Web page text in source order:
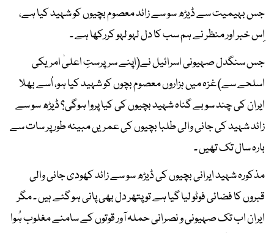
جس بہیمیت سے ڈیڑھ سو سے زائد معصوم بچیوں کو شہید کیا ہے،
اِس خبر اور منظر نے ہم سب کا دل لہو لہو کررکھا ہے ۔
جس سنگدل صہیونی اسرائیل نے(اپنے سرپرستِ اعلیٰ امریکی
اسلحے سے) غزہ میں ہزاروں معصوم بچوں کو شہید کیا ہو، اُسے بھلا
ایران کی چند سو بے گناہ شہید بچیوں کی کیا پروا ہوگی؟ ڈیڑھ سو سے
زائد شہید کی جانی والی طلبا بچیوں کی عمریں مبینہ طور پر سات سے
بارہ سال تک تھیں ۔
مذکورہ شہید ایرانی بچیوں کی ڈیڑھ سو سے زائد کھودی جانی والی
قبروں کا فضائی فوٹو لیا گیا ہے تو پتھر دل بھی پانی ہو گئے ہیں ۔ مگر
ایران اب تک صہیونی و نصرانی حملہ آور قوتوں کے سامنے مغلوب ہُوا